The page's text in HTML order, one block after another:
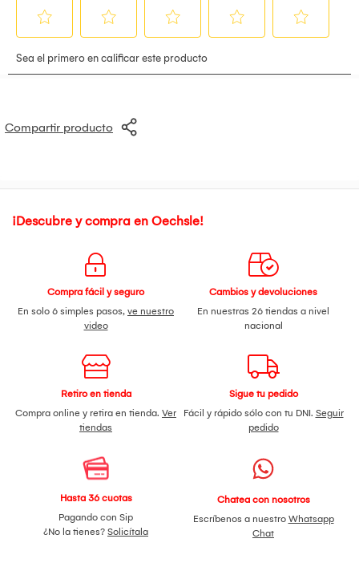
Compartir producto
¡Descubre y compra en Oechsle!
Compra fácil y seguro
En solo 6 simples pasos, ve nuestro
video
Cambios y devoluciones
En nuestras 26 tiendas a nivel
nacional
Retiro en tienda
Compra online y retira en tienda. Ver
tiendas
Sigue tu pedido
Fácil y rápido sólo con tu DNI. Seguir
pedido
Hasta 36 cuotas
Pagando con Sip
¿No la tienes? Solicítala
Chatea con nosotros
Escríbenos a nuestro Whatsapp
Chat